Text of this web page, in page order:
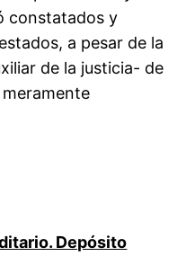
constatados y
a pesar de la
de la justicia- de
Depósito